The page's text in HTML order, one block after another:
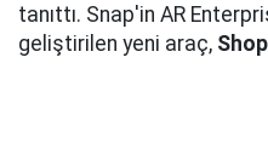
tanıttı. Snap'in AR
geliştirilen yeni araç,